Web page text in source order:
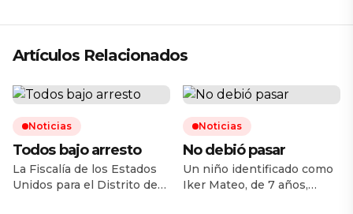
Artículos Relacionados
Noticias
Todos bajo arresto
La Fiscalía de los Estados
Unidos para el Distrito de
Noticias
No debió pasar
Un niño identificado como
Iker Mateo, de 7 años,